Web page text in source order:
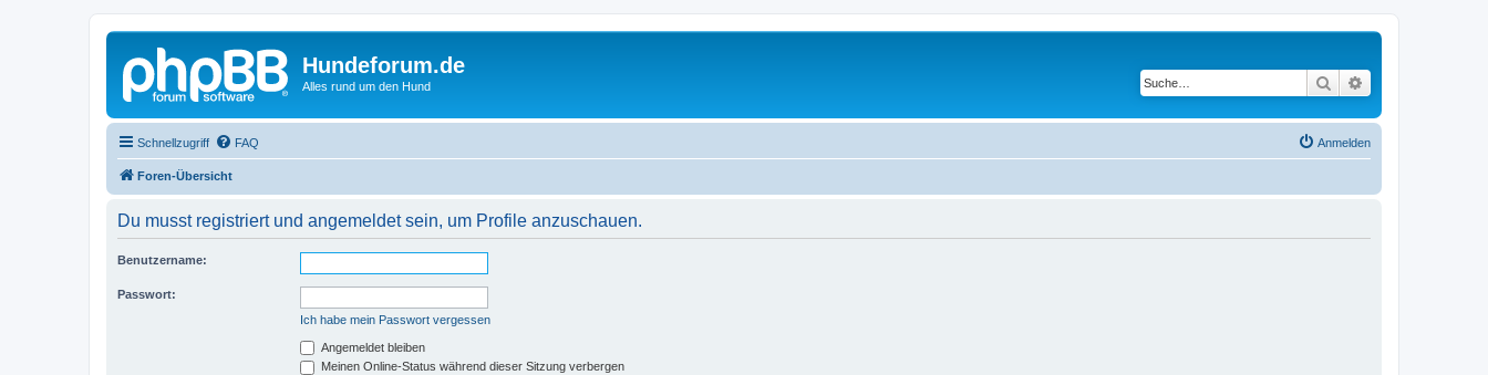
Hundeforum.de
Alles rund um den Hund Suche
Schnellzugriff FAQ Anmelden
Foren-Übersicht
Du musst registriert und angemeldet sein, um Profile anzuschauen.
Benutzername:
Passwort:
Ich habe mein Passwort vergessen
Angemeldet bleiben
Meinen Online-Status während dieser Sitzung verbergen